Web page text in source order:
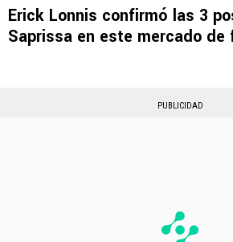
Erick Lonnis confirmó las 3
Saprissa en este mercado de
PUBLICIDAD